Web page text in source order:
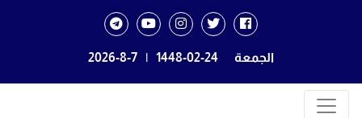
الجمعة 1448-02-24
|
2026-8-7